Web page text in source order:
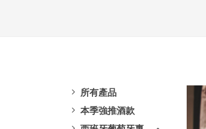
所有產品
本季強推酒款